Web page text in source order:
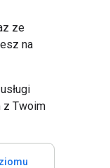
ze
na
z Twoim